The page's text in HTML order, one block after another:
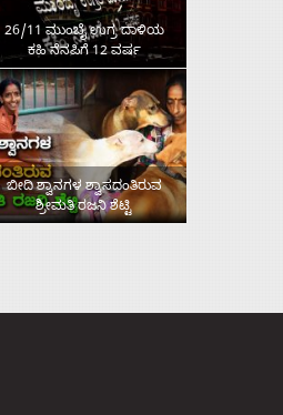
26/11 ಮುಂಬೈ ಉಗ್ರ ದಾಳಿಯ
ಕಹಿ ನೆನಪಿಗೆ 12 ವರ್ಷ
ಬೀದಿ ಶ್ವಾನಗಳ ಶ್ವಾಸದಂತಿರುವ
ಶ್ರೀಮತಿ ರಜನಿ ಶೆಟ್ಟಿ